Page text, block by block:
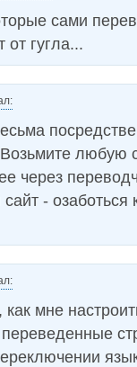
сами
от гугла...
любую
через
- озаботься
мне